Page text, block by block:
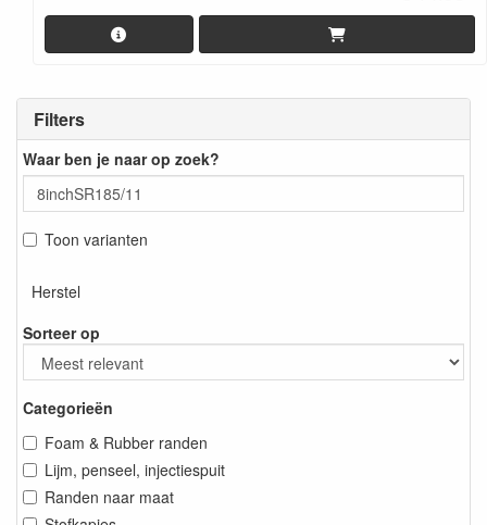
Filters
Waar ben je naar op zoek?
Toon varianten
Herstel
Sorteer op
Categorieën
Foam & Rubber randen
Lijm, penseel, injectiespuit
Randen naar maat